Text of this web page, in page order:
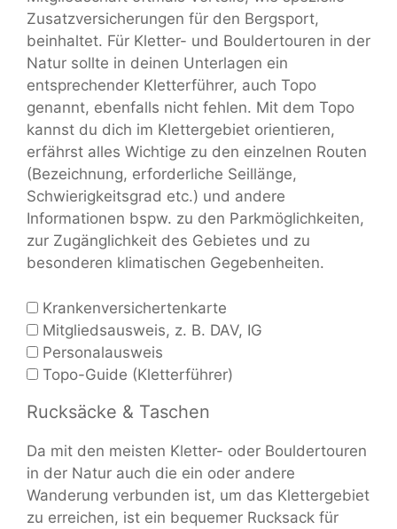
Zusatzversicherungen für den Bergsport,
beinhaltet. Für Kletter- und Bouldertouren in der
Natur sollte in deinen Unterlagen ein
entsprechender Kletterführer, auch Topo
genannt, ebenfalls nicht fehlen. Mit dem Topo
kannst du dich im Klettergebiet orientieren,
erfährst alles Wichtige zu den einzelnen Routen
(Bezeichnung, erforderliche Seillänge,
Schwierigkeitsgrad etc.) und andere
Informationen bspw. zu den Parkmöglichkeiten,
zur Zugänglichkeit des Gebietes und zu
besonderen klimatischen Gegebenheiten.
Krankenversichertenkarte
Mitgliedsausweis, z. B. DAV, IG
Personalausweis
Topo-Guide (Kletterführer)
Rucksäcke & Taschen
Da mit den meisten Kletter- oder Bouldertouren
in der Natur auch die ein oder andere
Wanderung verbunden ist, um das Klettergebiet
zu erreichen, ist ein bequemer Rucksack für